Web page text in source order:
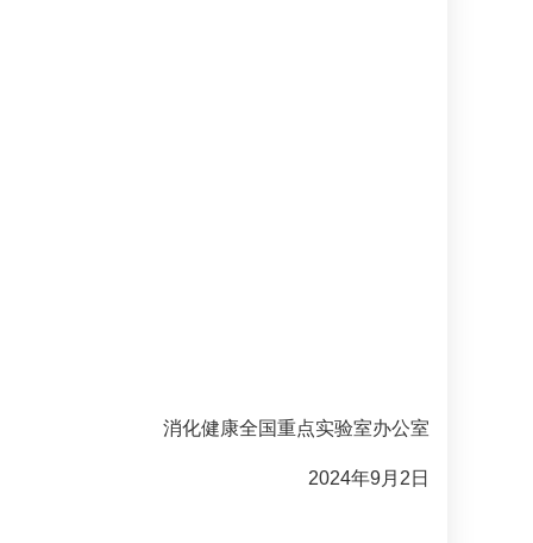
消化健康全国重点实验室办公室
2024年9月2日